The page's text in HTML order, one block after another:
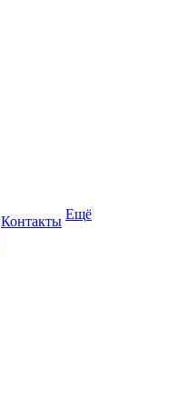
Контакты Ещё